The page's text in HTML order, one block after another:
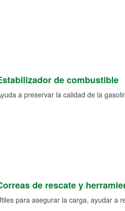
de combustible
a preservar la calidad de la
de rescate y
para asegurar la carga, ayudar a